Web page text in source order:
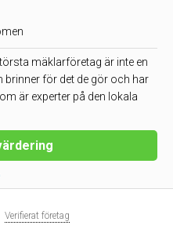
mäklarföretag är inte en
brinner för det de gör och har
är experter på den lokala
Verifierat företag